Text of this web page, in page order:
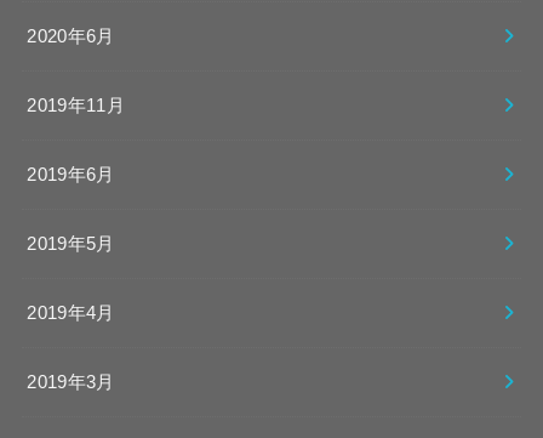
2020年6月
2019年11月
2019年6月
2019年5月
2019年4月
2019年3月